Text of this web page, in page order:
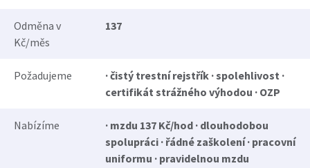
Odměna v
Kč/měs
137
Požadujeme
· čistý trestní rejstřík · spolehlivost ·
certifikát strážného výhodou · OZP
Nabízíme
· mzdu 137 Kč/hod · dlouhodobou
spolupráci · řádné zaškolení · pracovní
uniformu · pravidelnou mzdu